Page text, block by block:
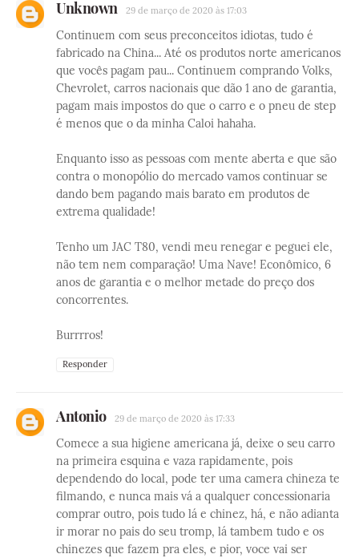
Unknown 29 de março de 2020 às 17:03
Continuem com seus preconceitos idiotas, tudo é
fabricado na China... Até os produtos norte americanos
que vocês pagam pau... Continuem comprando Volks,
Chevrolet, carros nacionais que dão 1 ano de garantia,
pagam mais impostos do que o carro e o pneu de step
é menos que o da minha Caloi hahaha.
Enquanto isso as pessoas com mente aberta e que são
contra o monopólio do mercado vamos continuar se
dando bem pagando mais barato em produtos de
extrema qualidade!
Tenho um JAC T80, vendi meu renegar e peguei ele,
não tem nem comparação! Uma Nave! Econômico, 6
anos de garantia e o melhor metade do preço dos
concorrentes.
Burrrros!
Responder
Antonio 29 de março de 2020 às 17:33
Comece a sua higiene americana já, deixe o seu carro
na primeira esquina e vaza rapidamente, pois
dependendo do local, pode ter uma camera chineza te
filmando, e nunca mais vá a qualquer concessionaria
comprar outro, pois tudo lá e chinez, há, e não adianta
ir morar no pais do seu tromp, lá tambem tudo e os
chinezes que fazem pra eles, e pior, voce vai ser